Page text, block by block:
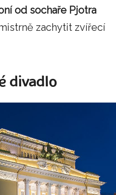
od sochaře Pjotra
zachytit zvířecí
divadlo